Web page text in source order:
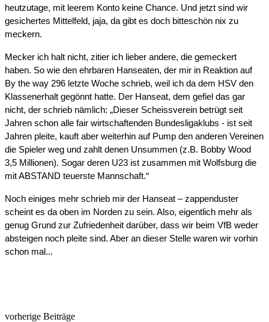
heutzutage, mit leerem Konto keine Chance. Und jetzt sind wir
gesichertes Mittelfeld, jaja, da gibt es doch bitteschön nix zu
meckern.
Mecker ich halt nicht, zitier ich lieber andere, die gemeckert
haben. So wie den ehrbaren Hanseaten, der mir in Reaktion auf
By the way 296 letzte Woche schrieb, weil ich da dem HSV den
Klassenerhalt gegönnt hatte. Der Hanseat, dem gefiel das gar
nicht, der schrieb nämlich: „Dieser Scheissverein betrügt seit
Jahren schon alle fair wirtschaftenden Bundesligaklubs - ist seit
Jahren pleite, kauft aber weiterhin auf Pump den anderen Vereinen
die Spieler weg und zahlt denen Unsummen (z.B. Bobby Wood
3,5 Millionen). Sogar deren U23 ist zusammen mit Wolfsburg die
mit ABSTAND teuerste Mannschaft.“
Noch einiges mehr schrieb mir der Hanseat – zappenduster
scheint es da oben im Norden zu sein. Also, eigentlich mehr als
genug Grund zur Zufriedenheit darüber, dass wir beim VfB weder
absteigen noch pleite sind. Aber an dieser Stelle waren wir vorhin
schon mal...
vorherige Beiträge